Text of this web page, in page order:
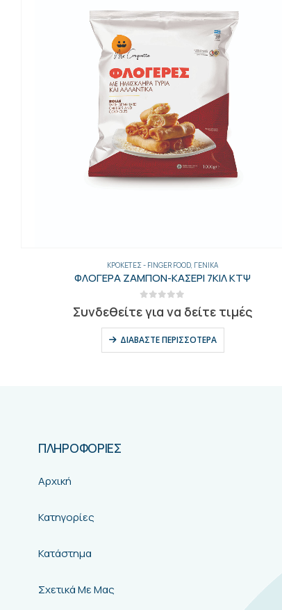
ΑΡΤΟΣΚΕΥΆΣΜΑΤΑ,ΓΕΝΙΚΑ,ΠΊΤΕΣ ΨΗΤΟΠΩΛΕΊΟΥ
ΠΙΤΑ ΑΡΑΒΙΚΗ 29CM 10Χ6ΤΕΜ ΚΤΨ
out of 5
Συνδεθείτε για να δείτε τιμές
ΔΙΑΒΆΣΤΕ ΠΕΡΙΣΣΌΤΕΡΑ
ΠΛΗΡΟΦΟΡΙΕΣ
Αρχική
Κατηγορίες
Κατάστημα
Σχετικά Με Μας